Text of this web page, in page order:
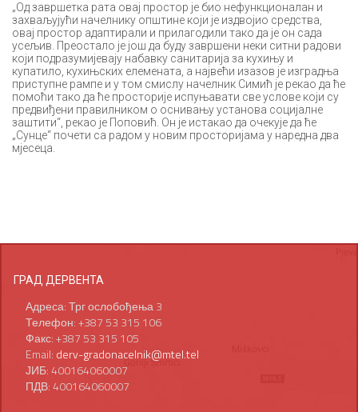
„Од завршетка рата овај простор је био нефункционалан и
захваљујући начелнику општине који је издвојио средства,
овај простор адаптирали и прилагодили тако да је он сада
усељив. Преостало је још да буду завршени неки ситни радови
који подразумијевају набавку санитарија за кухињу и
купатило, кухињских елемената, а највећи изазов је изградња
приступне рампе и у том смислу начелник Симић је рекао да ће
помоћи тако да ће просторије испуњавати све услове који су
предвиђени правилником о оснивању установа социјалне
заштити“, рекао је Поповић. Он је истакао да очекује да ће
„Сунце“ почети са радом у новим просторијама у наредна два
мјесеца.
ГРАД ДЕРВЕНТА
Адреса: Трг ослобођења 3
Телефон: +387 53 315 106
Факс: +387 53 315 105
Email: derv-gradonacelnik@mtel.tel
ЈИБ: 400164060007
ПДВ: 400164060007